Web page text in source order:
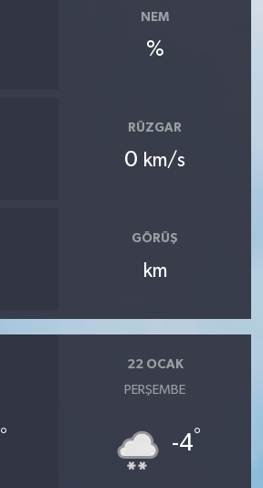
NEM
%
RÜZGAR
0 km/s
GÖRÜŞ
km
°
22 OCAK
PERŞEMBE
-4°